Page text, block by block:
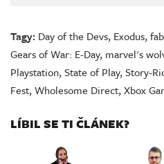
Tagy: Day of the Devs, Exodus,
Gears of War: E-Day, marvel's
Playstation,State of Play,Story-
Fest,Wholesome Direct,Xbox
LÍBIL SE TI ČLÁNEK?